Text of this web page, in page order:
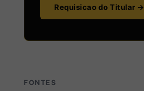
Requisicao do Titular →
FONTES